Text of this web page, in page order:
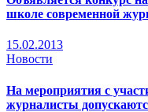
школе современной
15.02.2013
Новости
На мероприятия с
журналисты